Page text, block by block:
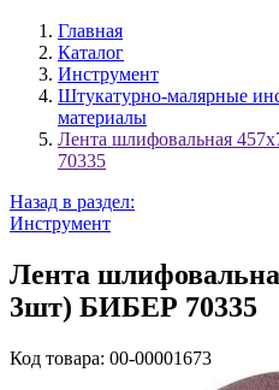
Главная
Каталог
Инструмент
Штукатурно-малярные
материалы
Лента шлифовальная
70335
Назад в раздел:
Инструмент
Лента
3шт) БИБЕР 70335
Код товара: 00-00001673